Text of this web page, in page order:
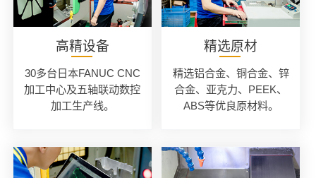
高精设备
30多台日本FANUC CNC
加工中心及五轴联动数控
加工生产线。
精选原材
精选铝合金、铜合金、锌
合金、亚克力、PEEK、
ABS等优良原材料。